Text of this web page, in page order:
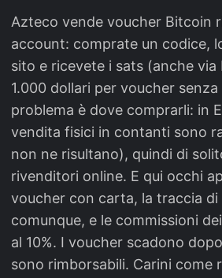
Azteco vende voucher Bitcoin
account: comprate un codice,
sito e ricevete i sats (anche
1.000 dollari per voucher
problema è dove comprarli: in
vendita fisici in contanti sono
non ne risultano), quindi di
rivenditori online. E qui occhi
voucher con carta, la traccia
comunque, e le commissioni
al 10%. I voucher scadono
sono rimborsabili. Carini come